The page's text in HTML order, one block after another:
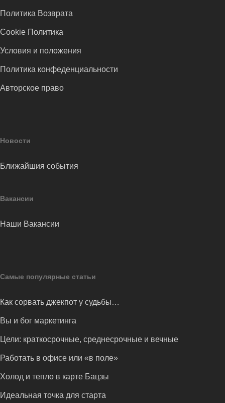
Политика Возврата
Cookie Политика
Условия и положения
Политика конфеденциальности
Авторское право
Новости
Ближайшия события
Вакансии
Наши Вакансии
Самые популярные статьи
Как сорвать джекпот у судьбы…
Вы и бог маркетинга
Цели: краткосрочные, среднесрочные и вечные
Работать в офисе или «в поле»
Холод и тепло в карте Бацзы
Идеальная точка для старта